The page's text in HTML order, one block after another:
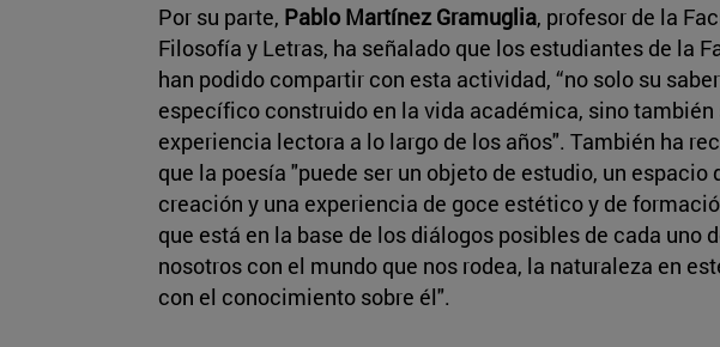
Por su parte, Pablo Martínez Gramuglia, profesor de la
Filosofía y Letras, ha señalado que los estudiantes de la
han podido compartir con esta actividad, “no solo su saber
específico construido en la vida académica, sino también
experiencia lectora a lo largo de los años". También ha
que la poesía "puede ser un objeto de estudio, un espacio
creación y una experiencia de goce estético y de
que está en la base de los diálogos posibles de cada uno
nosotros con el mundo que nos rodea, la naturaleza en
con el conocimiento sobre él".